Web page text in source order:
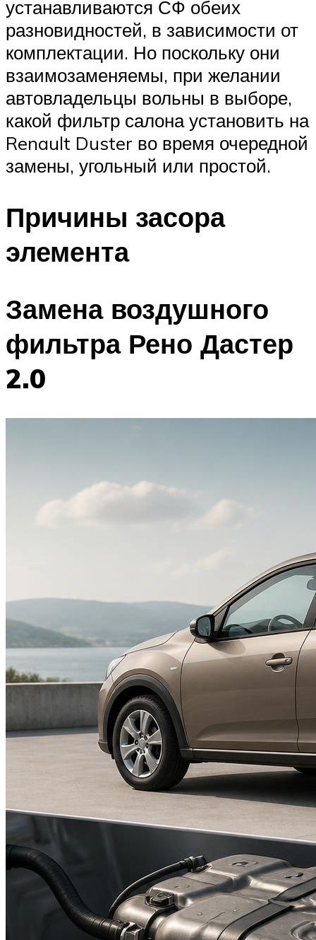
устанавливаются СФ обеих
разновидностей, в зависимости от
комплектации. Но поскольку они
взаимозаменяемы, при желании
автовладельцы вольны в выборе,
какой фильтр салона установить на
Renault Duster во время очередной
замены, угольный или простой.
Причины засора
элемента
Замена воздушного
фильтра Рено Дастер
2.0